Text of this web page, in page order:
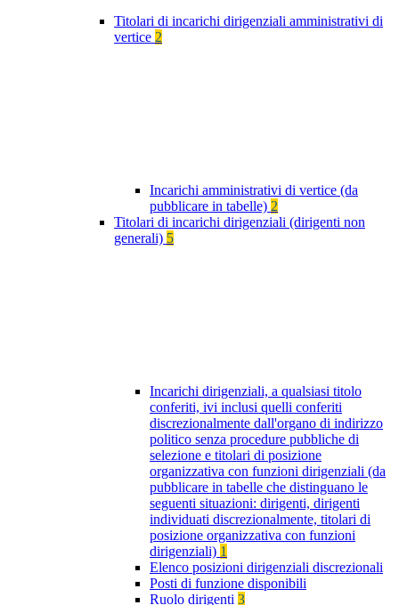
Titolari di incarichi dirigenziali amministrativi di
vertice 2
Incarichi amministrativi di vertice (da
pubblicare in tabelle) 2
Titolari di incarichi dirigenziali (dirigenti non
generali) 5
Incarichi dirigenziali, a qualsiasi titolo
conferiti, ivi inclusi quelli conferiti
discrezionalmente dall'organo di indirizzo
politico senza procedure pubbliche di
selezione e titolari di posizione
organizzativa con funzioni dirigenziali (da
pubblicare in tabelle che distinguano le
seguenti situazioni: dirigenti, dirigenti
individuati discrezionalmente, titolari di
posizione organizzativa con funzioni
dirigenziali) 1
Elenco posizioni dirigenziali discrezionali
Posti di funzione disponibili
Ruolo dirigenti 3